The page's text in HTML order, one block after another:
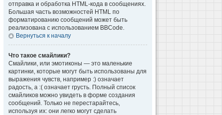
отправка и обработка HTML-кода в сообщениях.
Большая часть возможностей HTML по
форматированию сообщений может быть
реализована с использованием BBCode.
Вернуться к началу
Что такое смайлики?
Смайлики, или эмотиконы — это маленькие
картинки, которые могут быть использованы для
выражения чувств, например :) означает
радость, а :( означает грусть. Полный список
смайликов можно увидеть в форме создания
сообщений. Только не перестарайтесь,
используя их: они легко могут сделать